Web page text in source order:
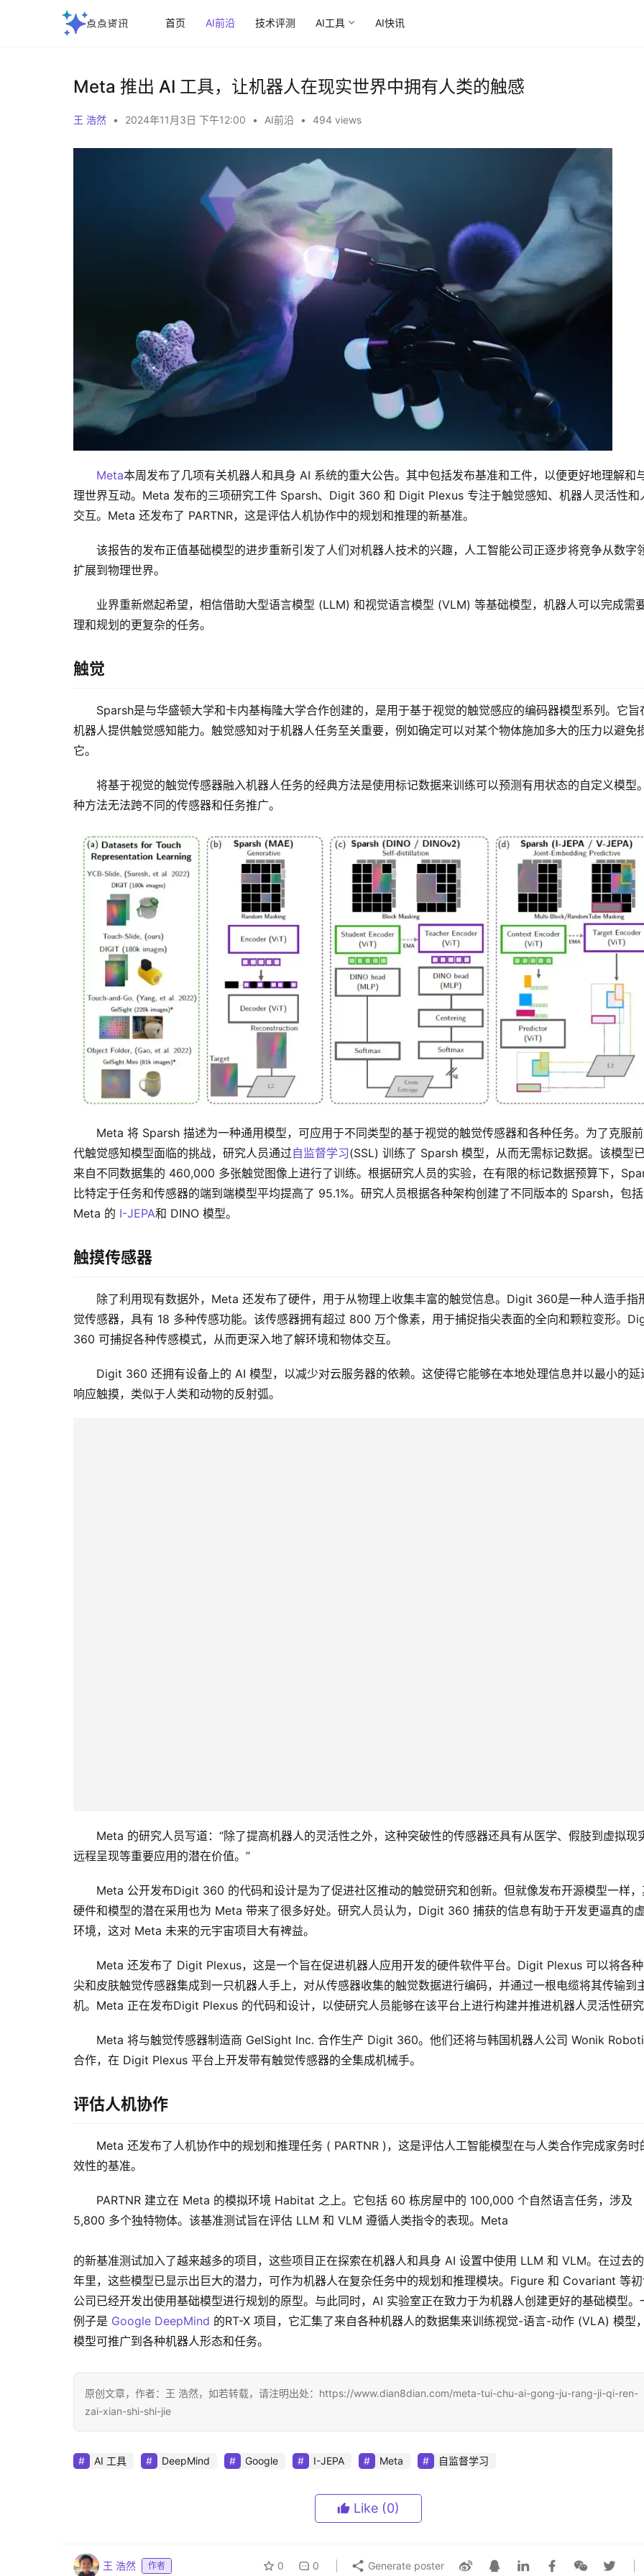
首页 AI前沿 技术评测 AI工具 AI快讯
Meta 推出 AI 工具，让机器人在现实世界中拥有人类的触感
王 浩然 • 2024年11月3日 下午12:00 • AI前沿 • 494 views
Meta本周发布了几项有关机器人和具身 AI 系统的重大公告。其中包括发布基准和工件，以便更好地理解和
理世界互动。Meta 发布的三项研究工件 Sparsh、Digit 36​​0 和 Digit Plexus 专注于触觉感知、机器人灵活性和
交互。Meta 还发布了 PARTNR，这是评估人机协作中的规划和推理的新基准。
该报告的发布正值基础模型的进步重新引发了人们对机器人技术的兴趣，人工智能公司正逐步将竞争从数字
扩展到物理世界。
业界重新燃起希望，相信借助大型语言模型 (LLM) 和视觉语言模型 (VLM) 等基础模型，机器人可以完成需
理和规划的更复杂的任务。
触觉
Sparsh是与华盛顿大学和卡内基梅隆大学合作创建的，是用于基于视觉的触觉感应的编码器模型系列。它旨
机器人提供触觉感知能力。触觉感知对于机器人任务至关重要，例如确定可以对某个物体施加多大的压力以避免
它。
将基于视觉的触觉传感器融入机器人任务的经典方法是使用标记数据来训练可以预测有用状态的自定义模型
种方法无法跨不同的传感器和任务推广。
Meta 将 Sparsh 描述为一种通用模型，可应用于不同类型的基于视觉的触觉传感器和各种任务。为了克服
代触觉感知模型面临的挑战，研究人员通过自监督学习(SSL) 训练了 Sparsh 模型，从而无需标记数据。该模型
来自不同数据集的 460,000 多张触觉图像上进行了训练。根据研究人员的实验，在有限的标记数据预算下，
比特定于任务和传感器的端到端模型平均提高了 95.1%。研究人员根据各种架构创建了不同版本的 Sparsh，包括
Meta 的 I-JEPA和 DINO 模型。
触摸传感器
除了利用现有数据外，Meta 还发布了硬件，用于从物理上收集丰富的触觉信息。Digit 36​​0是一种人造手指
觉传感器，具有 18 多种传感功能。该传感器拥有超过 800 万个像素，用于捕捉指尖表面的全向和颗粒变形。
36​​0 可捕捉各种传感模式，从而更深入地了解环境和物体交互。
Digit 36​​0 还拥有设备上的 AI 模型，以减少对云服务器的依赖。这使得它能够在本地处理信息并以最小的延
响应触摸，类似于人类和动物的反射弧。
Meta 的研究人员写道：“除了提高机器人的灵活性之外，这种突破性的传感器还具有从医学、假肢到虚拟现
远程呈现等重要应用的潜在价值。”
Meta 公开发布Digit 36​​0 的代码和设计是为了促进社区推动的触觉研究和创新。但就像发布开源模型一样
硬件和模型的潜在采用也为 Meta 带来了很多好处。研究人员认为，Digit 36​​0 捕获的信息有助于开发更逼真的
环境，这对 Meta 未来的元宇宙项目大有裨益。
Meta 还发布了 Digit Plexus，这是一个旨在促进机器人应用开发的硬件软件平台。Digit Plexus 可以将各
尖和皮肤触觉传感器集成到一只机器人手上，对从传感器收集的触觉数据进行编码，并通过一根电缆将其传输到
机。Meta 正在发布Digit Plexus 的代码和设计，以使研究人员能够在该平台上进行构建并推进机器人灵活性研究
Meta 将与触觉传感器制造商 GelSight Inc. 合作生产 Digit 36​​0。他们还将与韩国机器人公司 Wonik
合作，在 Digit Plexus 平台上开发带有触觉传感器的全集成机械手。
评估人机协作
Meta 还发布了人机协作中的规划和推理任务 ( PARTNR )，这是评估人工智能模型在与人类合作完成家务时
效性的基准。
PARTNR 建立在 Meta 的模拟环境 Habitat 之上。它包括 60 栋房屋中的 100,000 个自然语言任务，涉及
5,800 多个独特物体。该基准测试旨在评估 LLM 和 VLM 遵循人类指令的表现。Meta
的新基准测试加入了越来越多的项目，这些项目正在探索在机器人和具身 AI 设置中使用 LLM 和 VLM。在过去
年里，这些模型已显示出巨大的潜力，可作为机器人在复杂任务中的规划和推理模块。Figure 和 Covariant 等初
公司已经开发出使用基础模型进行规划的原型。与此同时，AI 实验室正在致力于为机器人创建更好的基础模型。
例子是 Google DeepMind 的RT-X 项目，它汇集了来自各种机器人的数据集来训练视觉-语言-动作 (VLA) 模型
模型可推广到各种机器人形态和任务。
原创文章，作者：王 浩然，如若转载，请注明出处：https://www.dian8dian.com/meta-tui-chu-ai-gong-ju-rang-ji-qi-ren-
zai-xian-shi-shi-jie
AI 工具 DeepMind Google I-JEPA Meta 自监督学习
Like (0)
王 浩然 作者 0 0 Generate poster